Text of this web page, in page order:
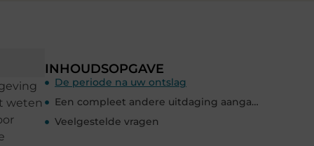
weten
INHOUDSOPGAVE
De periode na uw ontslag
Een compleet andere uitdaging aangaan
Veelgestelde vragen